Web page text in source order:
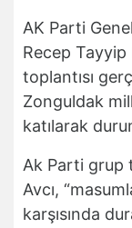
AK Parti
Recep Tayyip
toplantısı
Zonguldak
katılarak
Ak Parti grup
Avcı,
karşısında